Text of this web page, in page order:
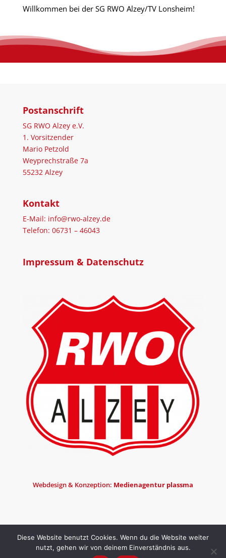
Willkommen bei der SG RWO Alzey/TV Lonsheim!
Postanschrift
SG RWO Alzey e.V.
1. Vorsitzender
Mario Petzold
Weyprechstraße 7a
55232 Alzey
Kontakt
E-Mail: info@rwo-alzey.de
Telefon: 06731 – 46043
Impressum & Datenschutz
Webdesign & Konzeption: Medienagentur plassma
Diese Website benutzt Cookies. Wenn du die Website weiter
nutzt, gehen wir von deinem Einverständnis aus.